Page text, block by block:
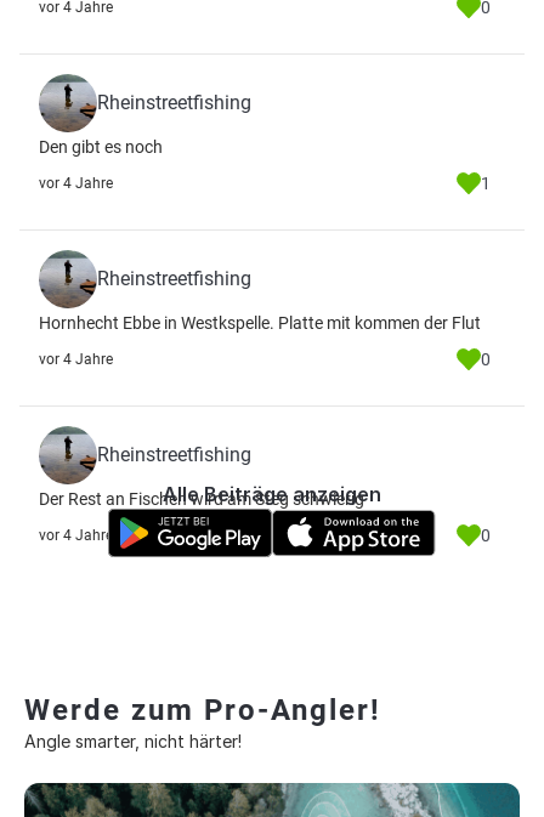
vor 4 Jahre 0
Rheinstreetfishing
Den gibt es noch
vor 4 Jahre 1
Rheinstreetfishing
Hornhecht Ebbe in Westkspelle. Platte mit kommen der Flut
vor 4 Jahre 0
Rheinstreetfishing
Der Rest an Fischen wird am Steg schwierig
vor 4 Jahre 0
Alle Beiträge anzeigen
Werde zum Pro-Angler!
Angle smarter, nicht härter!